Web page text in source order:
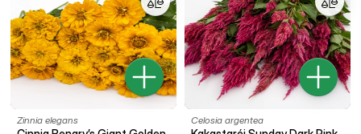
Zinnia elegans Celosia argentea